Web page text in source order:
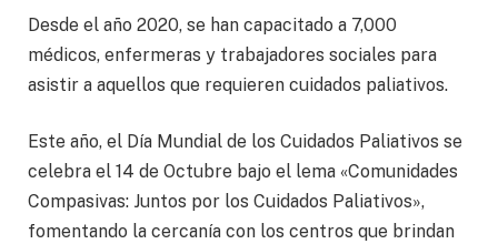
Desde el año 2020, se han capacitado a 7,000
médicos, enfermeras y trabajadores sociales para
asistir a aquellos que requieren cuidados paliativos.
Este año, el Día Mundial de los Cuidados Paliativos se
celebra el 14 de Octubre bajo el lema «Comunidades
Compasivas: Juntos por los Cuidados Paliativos»,
fomentando la cercanía con los centros que brindan